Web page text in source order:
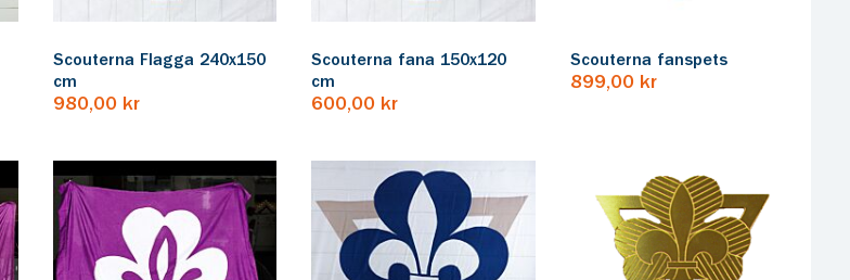
Scouterna Flagga 240x150
cm
980,00 kr
Scouterna fana 150x120
cm
600,00 kr
Scouterna fanspets
899,00 kr